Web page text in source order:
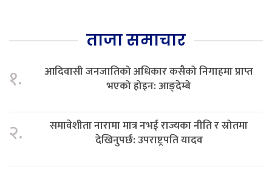
ताजा समाचार
१.
आदिवासी जनजातिको अधिकार कसैको निगाहमा प्राप्त
भएको होइन: आङ्देम्बे
२.
समावेशीता नारामा मात्र नभई राज्यका नीति र स्रोतमा
देखिनुपर्छ: उपराष्ट्रपति यादव